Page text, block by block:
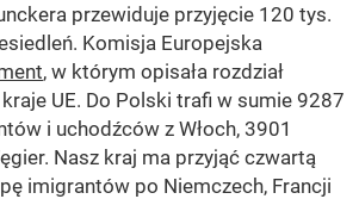
przewiduje przyjęcie 120 tys.
Komisja Europejska
, w którym opisała rozdział
UE. Do Polski trafi w sumie 9287
i uchodźców z Włoch, 3901
Nasz kraj ma przyjąć czwartą
imigrantów po Niemczech, Francji